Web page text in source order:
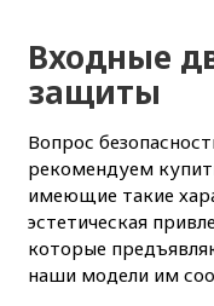
Входные
защиты
Вопрос
рекомендуем
имеющие такие
эстетическая
которые
наши модели им